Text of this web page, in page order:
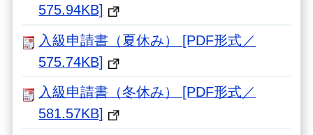
575.94KB]
入級申請書（夏休み） [PDF形式／
575.74KB]
入級申請書（冬休み） [PDF形式／
581.57KB]